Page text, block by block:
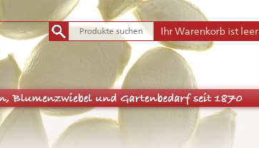
Ihr Warenkorb ist leer.